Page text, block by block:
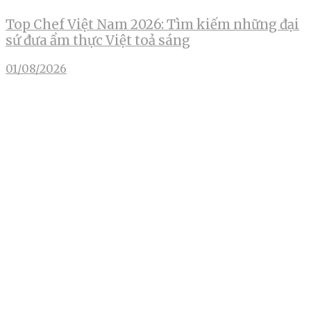
Top Chef Việt Nam 2026: Tìm kiếm những đại
sứ đưa ẩm thực Việt toả sáng
01/08/2026